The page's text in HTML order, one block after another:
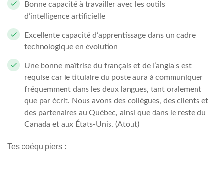
Bonne capacité à travailler avec les outils
d’intelligence artificielle
Excellente capacité d’apprentissage dans un cadre
technologique en évolution
Une bonne maîtrise du français et de l’anglais est
requise car le titulaire du poste aura à communiquer
fréquemment dans les deux langues, tant oralement
que par écrit. Nous avons des collègues, des clients et
des partenaires au Québec, ainsi que dans le reste du
Canada et aux États-Unis. (Atout)
Tes coéquipiers :